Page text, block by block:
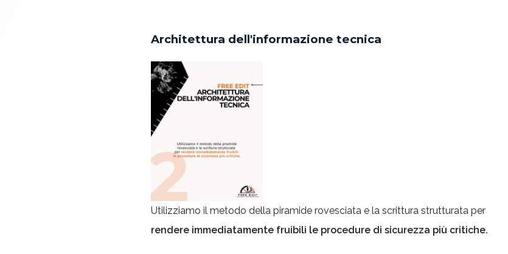
Architettura dell'informazione tecnica
Utilizziamo il metodo della piramide rovesciata e la scrittura strutturata per
rendere immediatamente fruibili le procedure di sicurezza più critiche.